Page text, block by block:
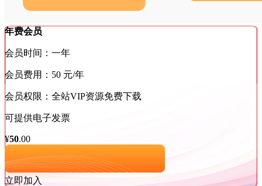
年费会员
会员时间：一年
会员费用：50 元/年
会员权限：全站VIP资源免费下载
可提供电子发票
¥50.00
立即加入